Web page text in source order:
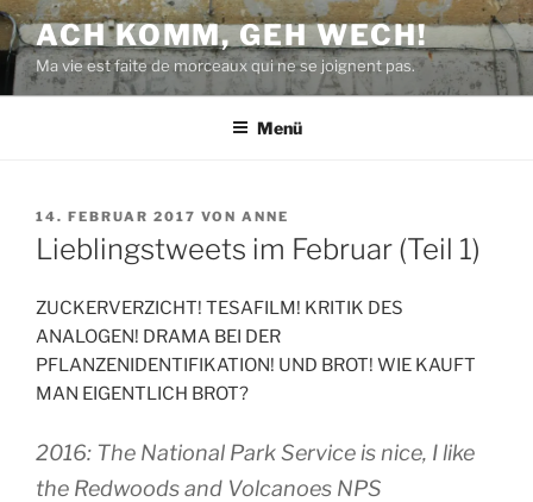
Zum
Inhalt
springen
ACH KOMM, GEH WECH!
Ma vie est faite de morceaux qui ne se joignent pas.
Menü
VERÖFFENTLICHT
AM
14. FEBRUAR 2017 VON ANNE
Lieblingstweets im Februar (Teil 1)
ZUCKERVERZICHT! TESAFILM! KRITIK DES
ANALOGEN! DRAMA BEI DER
PFLANZENIDENTIFIKATION! UND BROT! WIE KAUFT
MAN EIGENTLICH BROT?
2016: The National Park Service is nice, I like
the Redwoods and Volcanoes NPS